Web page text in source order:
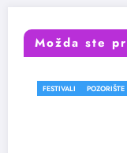
Možda ste
FESTIVALI POZORIŠTE